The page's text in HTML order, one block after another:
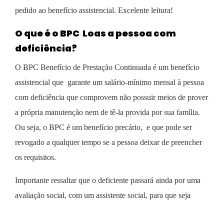
pedido ao benefício assistencial. Excelente leitura!
O que é o BPC Loas a pessoa com
deficiência?
O BPC Benefício de Prestação Continuada é um benefício
assistencial que garante um salário-mínimo mensal à pessoa
com deficiência que comprovem não possuir meios de prover
a própria manutenção nem de tê-la provida por sua família.
Ou seja, o BPC é um benefício precário, e que pode ser
revogado a qualquer tempo se a pessoa deixar de preencher
os requisitos.
Importante ressaltar que o deficiente passará ainda por uma
avaliação social, com um assistente social, para que seja